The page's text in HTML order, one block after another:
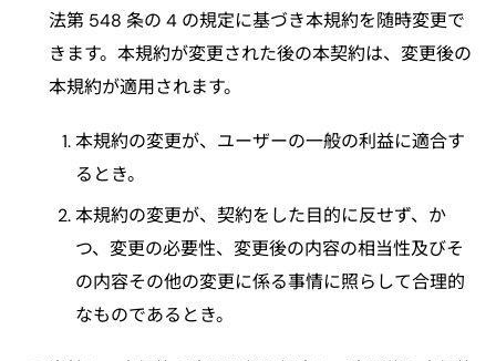
法第 548 条の 4 の規定に基づき本規約を随時変更で
きます。本規約が変更された後の本契約は、変更後の
本規約が適用されます。
本規約の変更が、ユーザーの一般の利益に適合す
るとき。
本規約の変更が、契約をした目的に反せず、か
つ、変更の必要性、変更後の内容の相当性及びそ
の内容その他の変更に係る事情に照らして合理的
なものであるとき。